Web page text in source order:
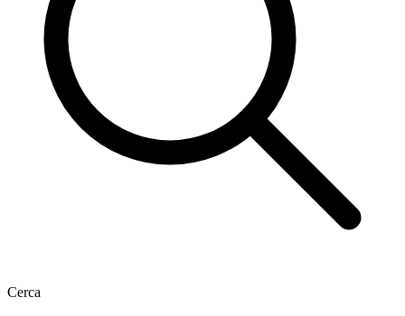
Cerca